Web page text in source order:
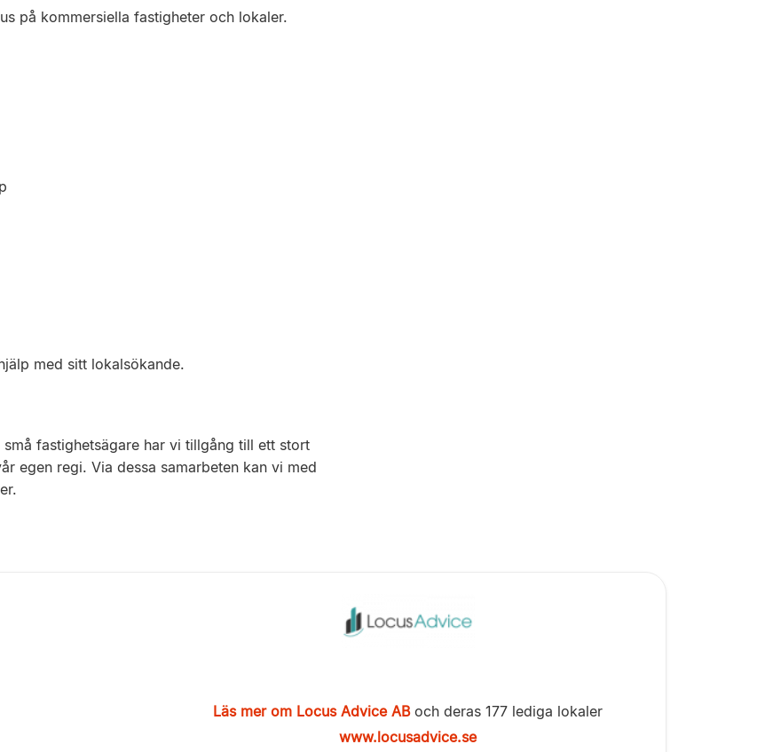
på kommersiella fastigheter och lokaler.
med sitt lokalsökande.
fastighetsägare har vi tillgång till ett stort
egen regi. Via dessa samarbeten kan vi med
Läs mer om Locus Advice ABoch deras 177 lediga lokaler
www.locusadvice.se